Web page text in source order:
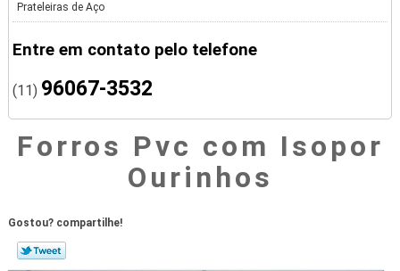
Prateleiras de Aço
Entre em contato pelo telefone
(11) 96067-3532
Forros Pvc com Isopor
Ourinhos
Gostou? compartilhe!